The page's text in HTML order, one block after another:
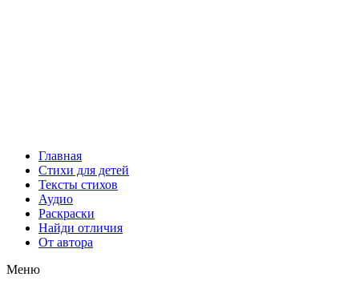
Главная
Стихи для детей
Тексты стихов
Аудио
Раскраски
Найди отличия
От автора
Меню